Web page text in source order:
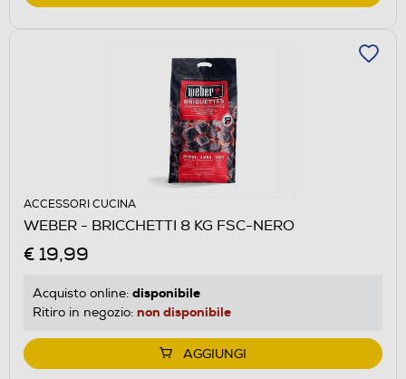
ACCESSORI CUCINA
WEBER - BRICCHETTI 8 KG FSC-NERO
€ 19,99
Acquisto online: disponibile
Ritiro in negozio: non disponibile
AGGIUNGI